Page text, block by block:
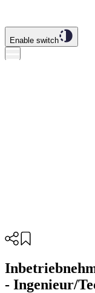
Enable switch
- Ingenieur/